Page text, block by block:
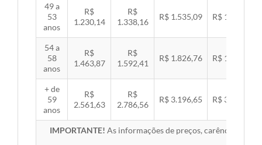
49 a
53
anos
R$
1.230,14
R$
1.338,16
R$ 1.535,09 R$ 1.581,89
54 a
58
anos
R$
1.463,87
R$
1.592,41
R$ 1.826,76 R$ 1.882,45
+ de
59
anos
R$
2.561,63
R$
2.786,56
R$ 3.196,65 R$ 3.294,10
IMPORTANTE! As informações de preços, carências,